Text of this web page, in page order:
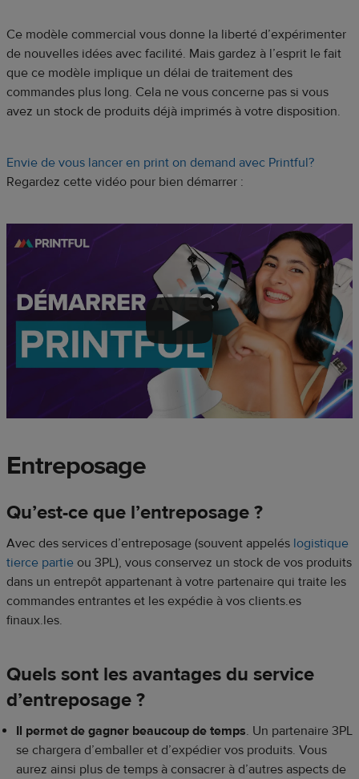
Ce modèle commercial vous donne la liberté d’expérimenter
de nouvelles idées avec facilité. Mais gardez à l’esprit le fait
que ce modèle implique un délai de traitement des
commandes plus long. Cela ne vous concerne pas si vous
avez un stock de produits déjà imprimés à votre disposition.
Envie de vous lancer en print on demand avec Printful?
Regardez cette vidéo pour bien démarrer :
Entreposage
Qu’est-ce que l’entreposage ?
Avec des services d’entreposage (souvent appelés logistique
tierce partie ou 3PL), vous conservez un stock de vos produits
dans un entrepôt appartenant à votre partenaire qui traite les
commandes entrantes et les expédie à vos clients.es
finaux.les.
Quels sont les avantages du service
d’entreposage ?
Il permet de gagner beaucoup de temps. Un partenaire 3PL
se chargera d’emballer et d’expédier vos produits. Vous
aurez ainsi plus de temps à consacrer à d’autres aspects de